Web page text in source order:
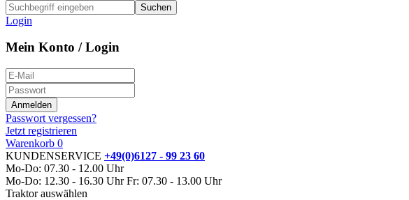
Suchen
Login
Mein Konto / Login
Passwort vergessen?
Jetzt registrieren
Warenkorb 0
KUNDENSERVICE +49(0)6127 - 99 23 60
Mo-Do: 07.30 - 12.00 Uhr
Mo-Do: 12.30 - 16.30 Uhr Fr: 07.30 - 13.00 Uhr
Traktor auswählen